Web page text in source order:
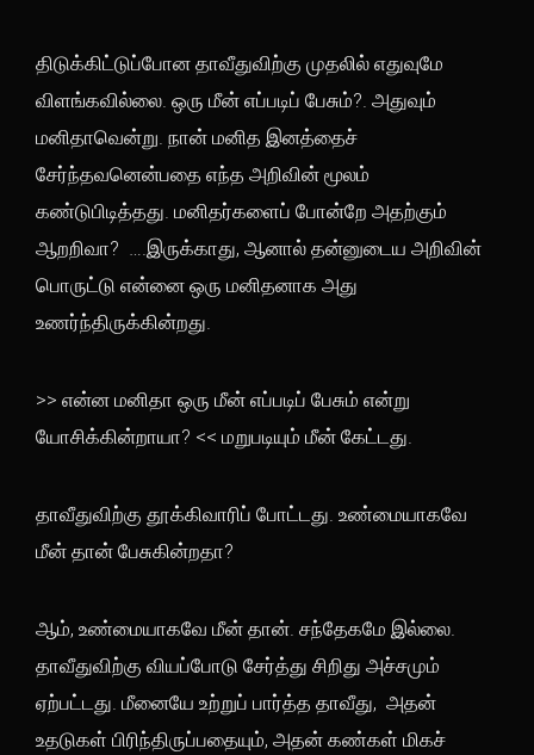
திடுக்கிட்டுப்போன தாவீதுவிற்கு முதலில் எதுவுமே
விளங்கவில்லை. ஒரு மீன் எப்படிப் பேசும்?. அதுவும்
மனிதாவென்று. நான் மனித இனத்தைச்
சேர்ந்தவனென்பதை எந்த அறிவின் மூலம்
கண்டுபிடித்தது. மனிதர்களைப் போன்றே அதற்கும்
ஆறறிவா? ….இருக்காது, ஆனால் தன்னுடைய அறிவின்
பொருட்டு என்னை ஒரு மனிதனாக அது
உணர்ந்திருக்கின்றது.
>> என்ன மனிதா ஒரு மீன் எப்படிப் பேசும் என்று
யோசிக்கின்றாயா? << மறுபடியும் மீன் கேட்டது.
தாவீதுவிற்கு தூக்கிவாரிப் போட்டது. உண்மையாகவே
மீன் தான் பேசுகின்றதா?
ஆம், உண்மையாகவே மீன் தான். சந்தேகமே இல்லை.
தாவீதுவிற்கு வியப்போடு சேர்த்து சிறிது அச்சமும்
ஏற்பட்டது. மீனையே உற்றுப் பார்த்த தாவீது, அதன்
உதடுகள் பிரிந்திருப்பதையும், அதன் கண்கள் மிகச்